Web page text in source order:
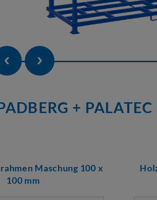
+
Maschung 100 x
100 mm